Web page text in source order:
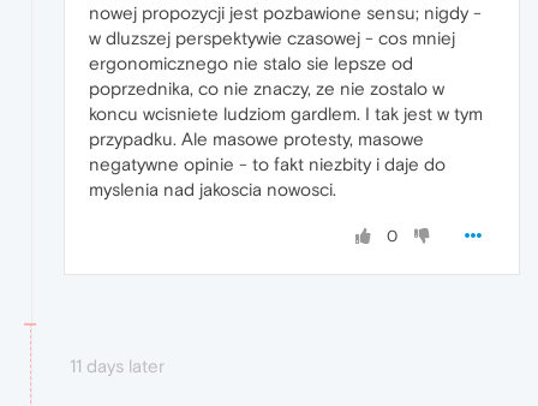
nowej propozycji jest pozbawione sensu; nigdy -
w dluzszej perspektywie czasowej - cos mniej
ergonomicznego nie stalo sie lepsze od
poprzednika, co nie znaczy, ze nie zostalo w
koncu wcisniete ludziom gardlem. I tak jest w tym
przypadku. Ale masowe protesty, masowe
negatywne opinie - to fakt niezbity i daje do
myslenia nad jakoscia nowosci.
0
11 days later